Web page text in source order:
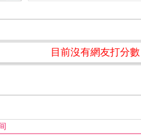
目前沒有網友打分數